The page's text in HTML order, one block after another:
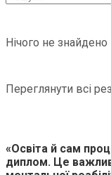
Нічого не знайдено
Переглянути всі
«Освіта й сам
диплом. Це